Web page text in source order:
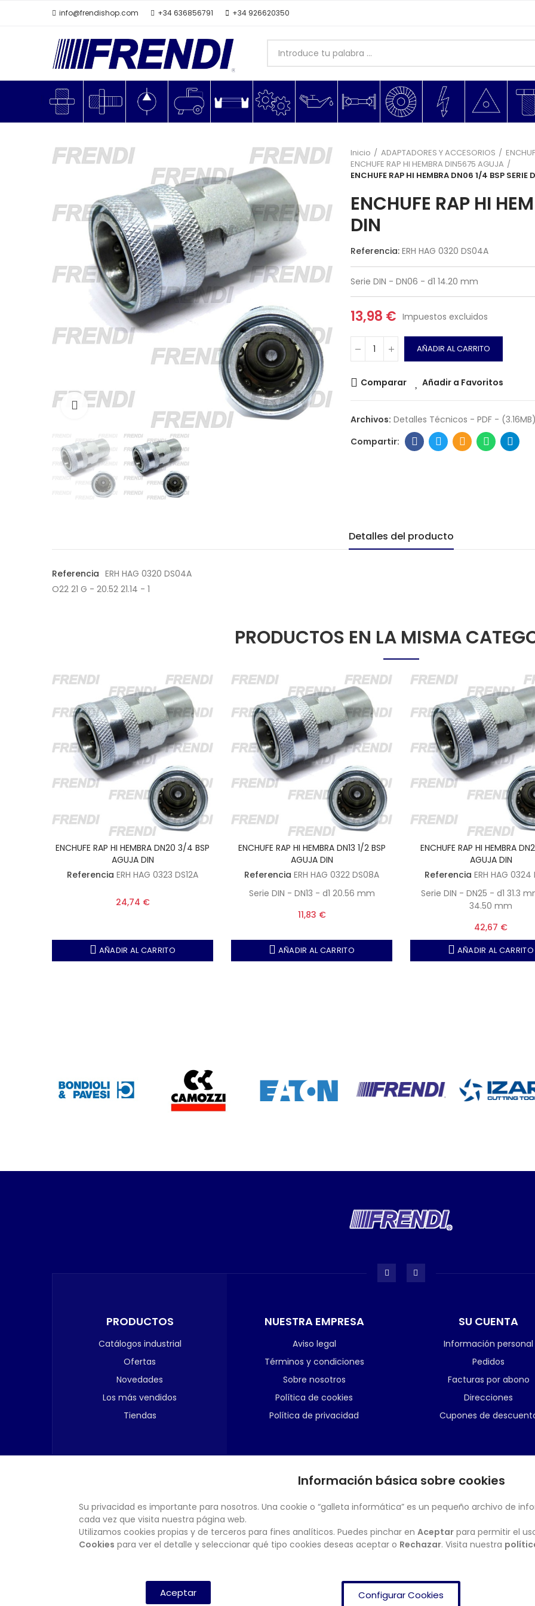
info@frendishop.com +34 636856791 +34 926620350
Click para agrandar
Inicio ADAPTADORES Y ACCESORIOS
ENCHUFE RAP HI HEMBRA DIN5675 AGUJA
ENCHUFE RAP HI HEMBRA DN06 1/4 BSP SERIE
ENCHUFE RAP HI
DIN
Referencia: ERH HAG 0320 DS04A
Serie DIN - DN06 - d1 14.20 mm
13,98 € Impuestos excluidos
AÑADIR AL CARRITO
Comparar Añadir a Favoritos
Archivos: Detalles Técnicos - PDF -
Detalles del producto
Referencia ERH HAG 0320 DS04A
O22 21 G - 20.52 21.14 - 1
PRODUCTOS EN LA MISMA
ENCHUFE RAP HI HEMBRA DN20 3/4 BSP
AGUJA DIN
Referencia ERH HAG 0323 DS12A
24,74 €
AÑADIR AL CARRITO
ENCHUFE RAP HI HEMBRA DN13 1/2 BSP
AGUJA DIN
Referencia ERH HAG 0322 DS08A
Serie DIN - DN13 - d1 20.56 mm
11,83 €
AÑADIR AL CARRITO
ENCHUFE RAP HI HEMBRA
AGUJA DIN
Referencia ERH HAG 0324
Serie DIN - DN25 - d1 31.3
34.50 mm
42,67 €
AÑADIR AL CARRITO
PRODUCTOS
Catálogos industrial
Ofertas
Novedades
Los más vendidos
Tiendas
NUESTRA EMPRESA
Aviso legal
Términos y condiciones
Sobre nosotros
Política de cookies
Política de privacidad
SU CUENTA
Información personal
Pedidos
Facturas por abono
Direcciones
Cupones de
BOLETÍN
Información básica sobre cookies
Su privacidad es importante para nosotros. Una cookie o “galleta informática” es un pequeño archivo de
cada vez que visita nuestra página web.
Utilizamos cookies propias y de terceros para fines analíticos. Puedes pinchar en Aceptar para permitir el
Cookies para ver el detalle y seleccionar qué tipo cookies deseas aceptar o Rechazar. Visita nuestra
Aceptar Configurar Cookies